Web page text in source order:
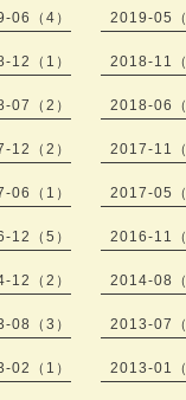
06（4） 2019-05（
12（1） 2018-11（
07（2） 2018-06（
12（2） 2017-11（
06（1） 2017-05（
12（5） 2016-11（
12（2） 2014-08（
08（3） 2013-07（
02（1） 2013-01（